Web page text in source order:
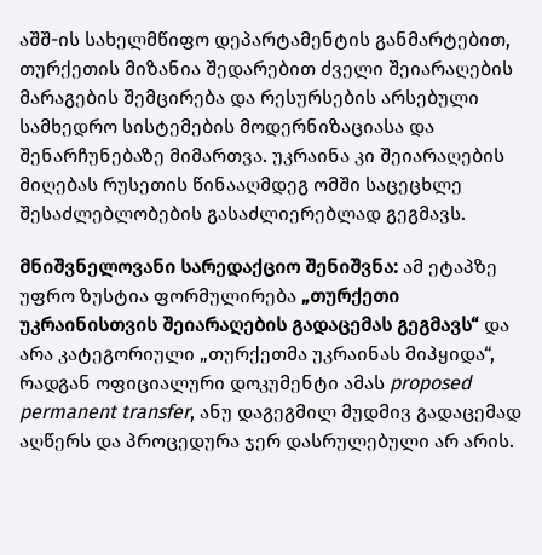
აშშ-ის სახელმწიფო დეპარტამენტის განმარტებით,
თურქეთის მიზანია შედარებით ძველი შეიარაღების
მარაგების შემცირება და რესურსების არსებული
სამხედრო სისტემების მოდერნიზაციასა და
შენარჩუნებაზე მიმართვა. უკრაინა კი შეიარაღების
მიღებას რუსეთის წინააღმდეგ ომში საცეცხლე
შესაძლებლობების გასაძლიერებლად გეგმავს.
მნიშვნელოვანი სარედაქციო შენიშვნა: ამ ეტაპზე
უფრო ზუსტია ფორმულირება „თურქეთი
უკრაინისთვის შეიარაღების გადაცემას გეგმავს“ და
არა კატეგორიული „თურქეთმა უკრაინას მიჰყიდა“,
რადგან ოფიციალური დოკუმენტი ამას proposed
permanent transfer, ანუ დაგეგმილ მუდმივ გადაცემად
აღწერს და პროცედურა ჯერ დასრულებული არ არის.